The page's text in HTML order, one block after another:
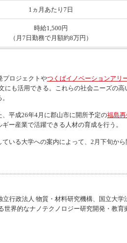
1ヵ月あたり7日
時給1,500円
（月7日勤務で月額約8万円）
プロジェクトやつくばイノベーションアリ
も活用できる。これらの社会ニーズの高
平成26年4月に郡山市に開所予定の福島
ー産業で活躍できる人材の育成を行う。
ている大学への案内によって、2月下旬から
行政法人 物質・材料研究機構、国立大学
界的なナノテクノロジー研究開発・教